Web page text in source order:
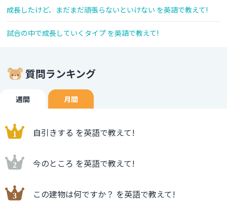
成長したけど、まだまだ頑張らないといけない を英語で教えて!
試合の中で成長していくタイプ を英語で教えて!
質問ランキング
週間 月間
自引きする を英語で教えて!
今のところ を英語で教えて!
この建物は何ですか？ を英語で教えて!